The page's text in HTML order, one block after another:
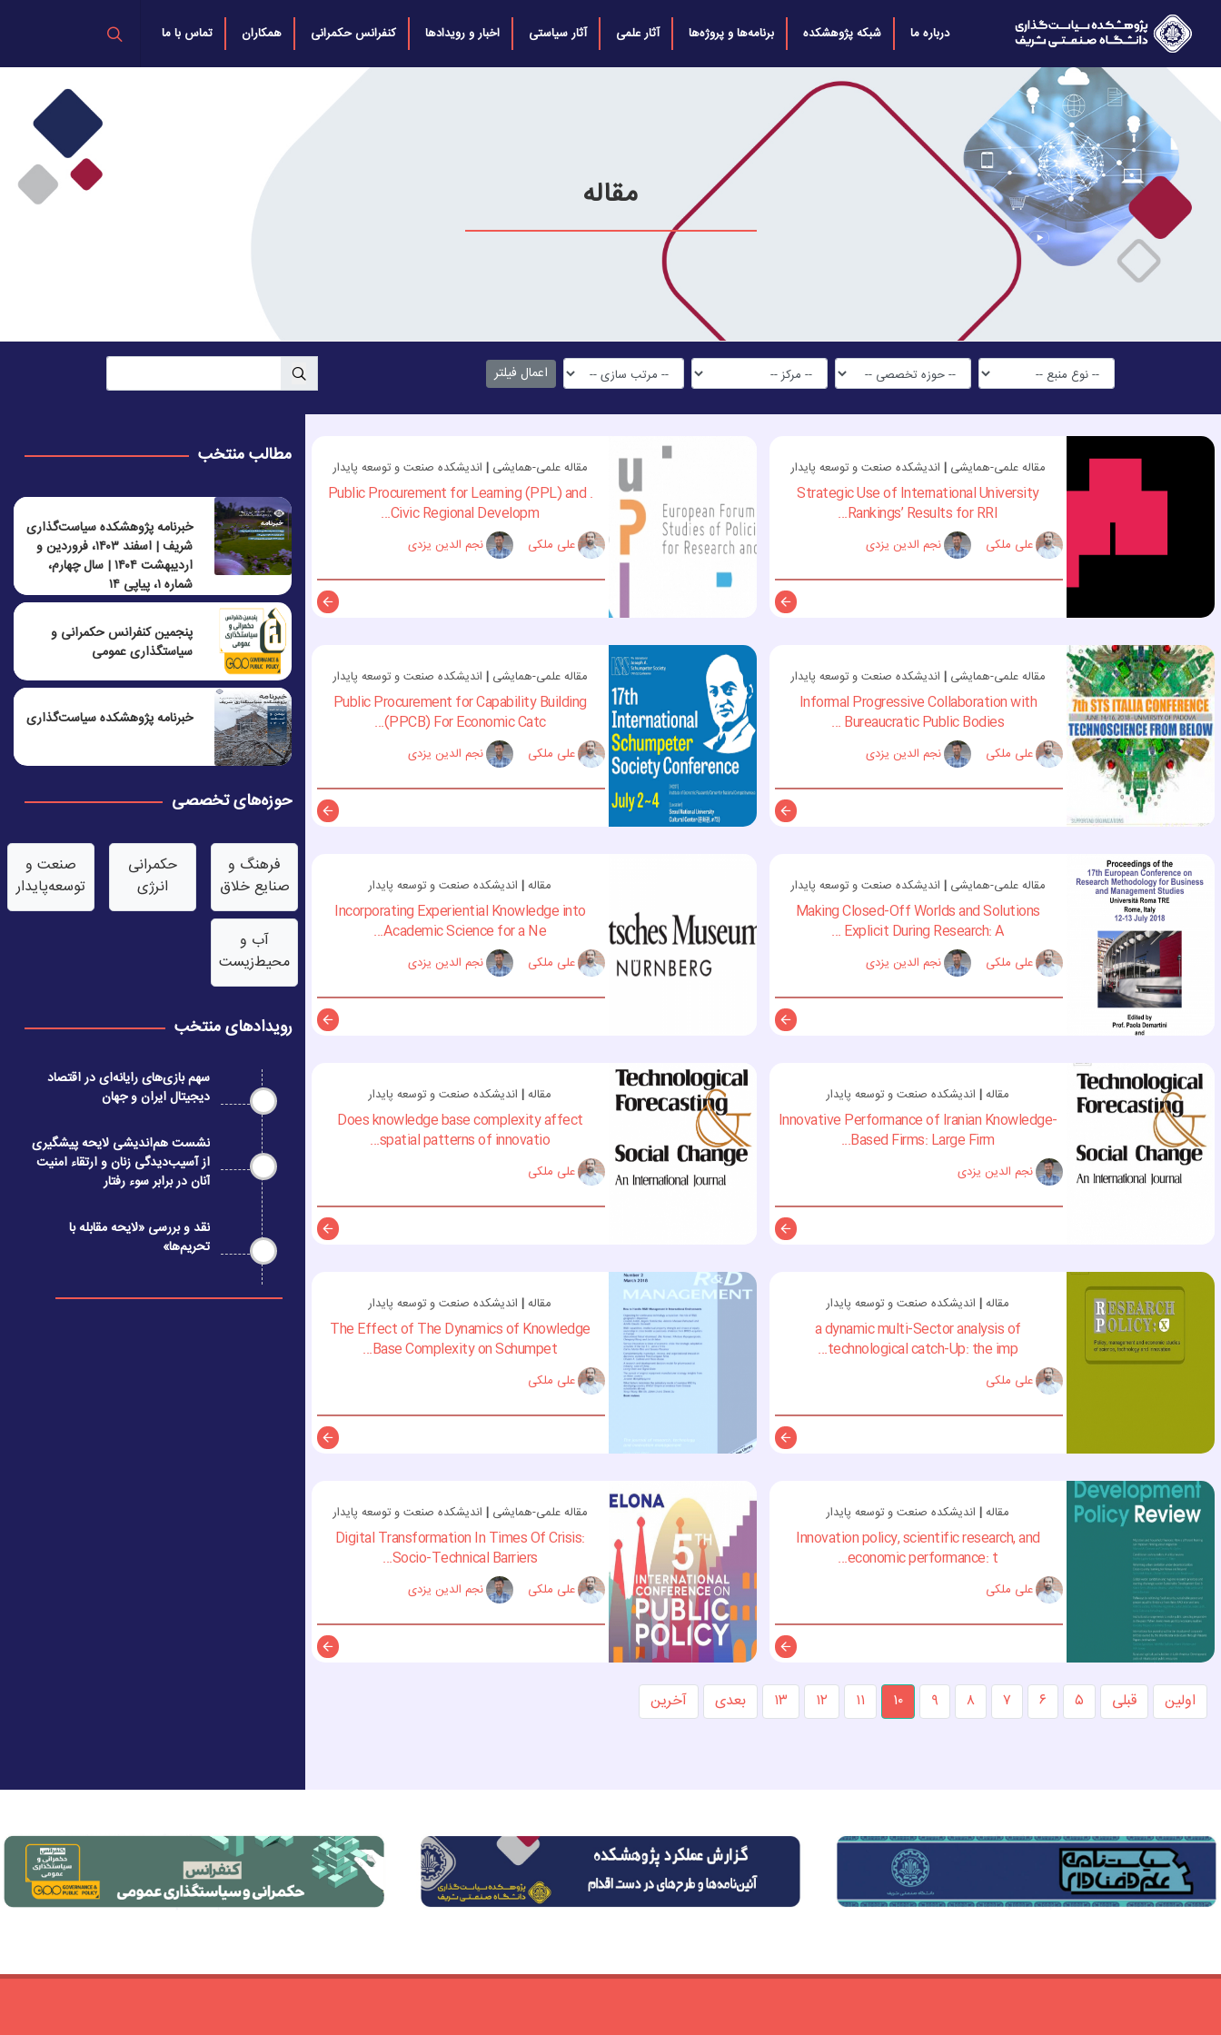
درباره ما شبکه پژوهشکده برنامه‌ها و پروژه‌ها آثار علمی آثار سیاستی اخبار و رویدادها کنفرانس حکمرانی همکاران تماس با ما
مقاله
مقاله علمی-همایشی| اندیشکده صنعت و توسعه پایدار
Strategic Use of International University
Rankings’ Results for RRI...
علی ملکی نجم الدین یزدی
مقاله علمی-همایشی| اندیشکده صنعت و توسعه پایدار
. Public Procurement for Learning (PPL) and
Civic Regional Developm...
علی ملکی نجم الدین یزدی
توضیحات
مقاله علمی-همایشی| اندیشکده صنعت و توسعه پایدار
Informal Progressive Collaboration with
Bureaucratic Public Bodies ...
علی ملکی نجم الدین یزدی
توضیحات
مقاله علمی-همایشی| اندیشکده صنعت و توسعه پایدار
Public Procurement for Capability Building
(PPCB) For Economic Catc...
علی ملکی نجم الدین یزدی
مقاله علمی-همایشی| اندیشکده صنعت و توسعه پایدار
Making Closed-Off Worlds and Solutions
Explicit During Research: A ...
علی ملکی نجم الدین یزدی
مقاله| اندیشکده صنعت و توسعه پایدار
Incorporating Experiential Knowledge into
Academic Science for a Ne...
علی ملکی نجم الدین یزدی
توضیحات
مقاله| اندیشکده صنعت و توسعه پایدار
Innovative Performance of Iranian Knowledge-
Based Firms: Large Firm...
نجم الدین یزدی
مقاله| اندیشکده صنعت و توسعه پایدار
Does knowledge base complexity affect
spatial patterns of innovatio...
علی ملکی
مقاله| اندیشکده صنعت و توسعه پایدار
a dynamic multi-Sector analysis of
technological catch-Up: the imp...
علی ملکی
توضیحات
مقاله| اندیشکده صنعت و توسعه پایدار
The Effect of The Dynamics of Knowledge
Base Complexity on Schumpet...
علی ملکی
مقاله| اندیشکده صنعت و توسعه پایدار
Innovation policy, scientific research, and
economic performance: t...
علی ملکی
توضیحات
مقاله علمی-همایشی| اندیشکده صنعت و توسعه پایدار
Digital Transformation In Times Of Crisis:
Socio-Technical Barriers...
علی ملکی نجم الدین یزدی
اولین
قبلی ۵ ۶ ۷ ۸ ۹ ۱۰ ۱۱ ۱۲ ۱۳ بعدی آخرین
مطالب منتخب
خبرنامه پژوهشکده سیاست‌گذاری
شریف | اسفند ۱۴۰۳، فروردین و
اردیبهشت ۱۴۰۴ | سال چهارم،
شماره ۱، پیاپی ۱۴
پنجمين كنفرانس حكمرانی و
سياستگذاری عمومی
خبرنامه پژوهشکده سیاست‌گذاری
حوزه‌های تخصصی
فرهنگ و
صنایع خلاق
حکمرانی
انرژی
صنعت‌ و
توسعه‌پایدار
آب‌ و
محیط‌زیست
رویدادهای منتخب
سهم بازی‌های رایانه‌ای در اقتصاد
دیجیتال ایران و جهان
نشست هم‌اندیشی لایحه پیشگیری
از آسیب‌دیدگی زنان و ارتقاء امنیت
آنان در برابر سوء رفتار
نقد و بررسی «لایحه مقابله با
تحریم‌ها»